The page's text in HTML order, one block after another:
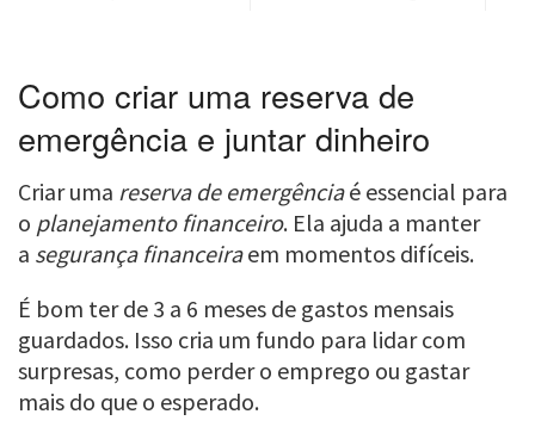
Como criar uma reserva de
emergência e juntar dinheiro
Criar uma reserva de emergênciaé essencial para
o planejamento financeiro. Ela ajuda a manter
a segurança financeiraem momentos difíceis.
É bom ter de 3 a 6 meses de gastos mensais
guardados. Isso cria um fundo para lidar com
surpresas, como perder o emprego ou gastar
mais do que o esperado.